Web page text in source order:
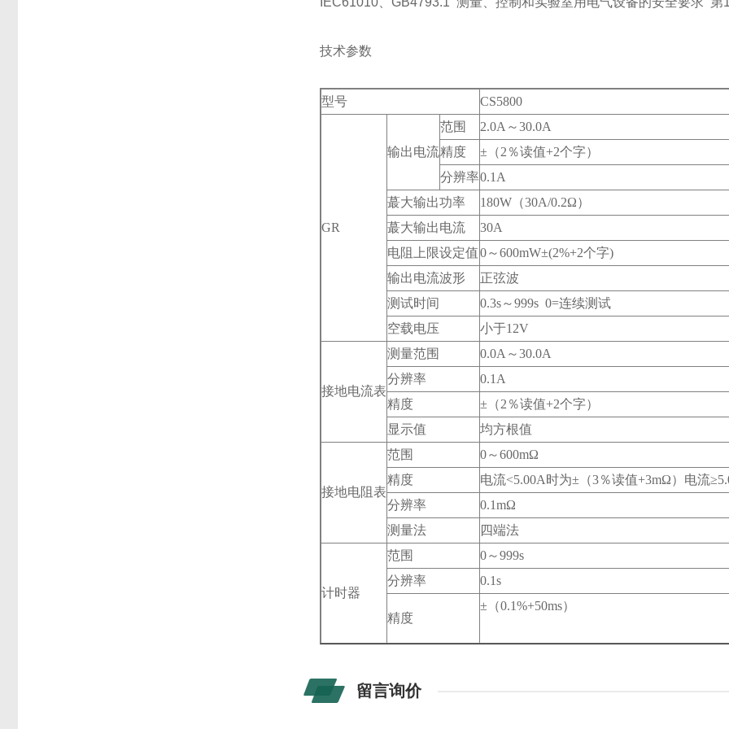
技术参数
型号 CS5800
GR
输出电流
范围
2.0A～30.0A
精度
±（2％读值+2个字）
分辨率0.1A
蕞大输出功率
180W（30A/0.2Ω）
蕞大输出电流
30A
电阻上限设定值0～600mW±(2%+2个字)
输出电流波形
正弦波
测试时间
0.3s～999s 0=连续测试
空载电压
小于12V
接地电流表
测量范围
0.0A～30.0A
分辨率
0.1A
精度
±（2％读值+2个字）
显示值
均方根值
接地电阻表
范围
0～600mΩ
精度
电流<5.00A时为±（3％读值+3mΩ）电流
分辨率
0.1mΩ
测量法
四端法
计时器
范围
0～999s
分辨率
0.1s
精度
±（0.1%+50ms）
留言询价